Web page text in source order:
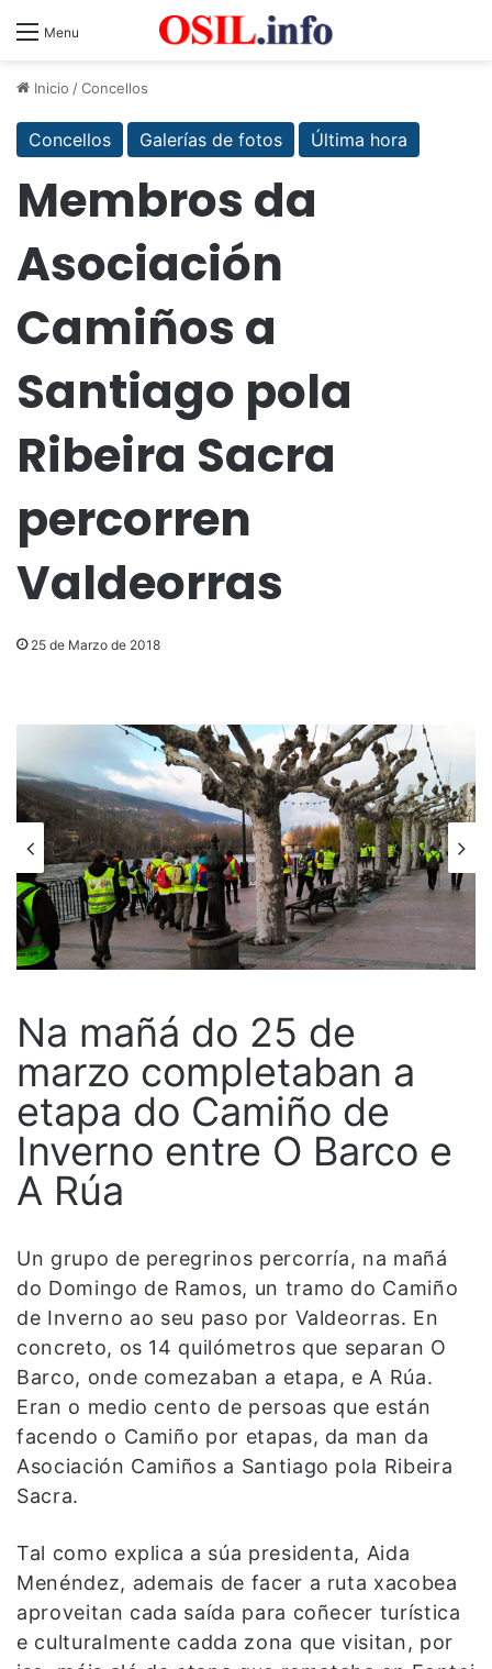
Menu
Inicio /Concellos
Concellos Galerías de fotos Última hora
Membros da
Asociación
Camiños a
Santiago pola
Ribeira Sacra
percorren
Valdeorras
25 de Marzo de 2018
Na mañá do 25 de
marzo completaban a
etapa do Camiño de
Inverno entre O Barco e
A Rúa
Un grupo de peregrinos percorría, na mañá
do Domingo de Ramos, un tramo do Camiño
de Inverno ao seu paso por Valdeorras. En
concreto, os 14 quilómetros que separan O
Barco, onde comezaban a etapa, e A Rúa.
Eran o medio cento de persoas que están
facendo o Camiño por etapas, da man da
Asociación Camiños a Santiago pola Ribeira
Sacra.
Tal como explica a súa presidenta, Aida
Menéndez, ademais de facer a ruta xacobea
aproveitan cada saída para coñecer turística
e culturalmente cadda zona que visitan, por